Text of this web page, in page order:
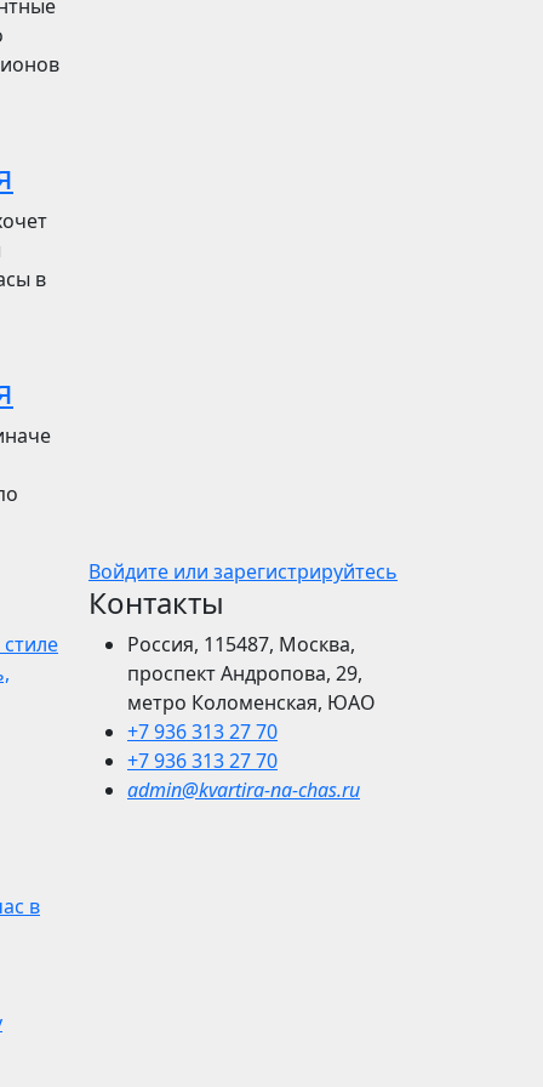
в
в
Войдите или зарегистрируйтесь
Контакты
Россия, 115487, Москва,
проспект Андропова, 29,
метро Коломенская, ЮАО
+7 936 313 27 70
+7 936 313 27 70
admin@kvartira-na-chas.ru